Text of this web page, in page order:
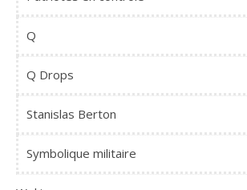
Q
Q Drops
Stanislas Berton
Symbolique militaire